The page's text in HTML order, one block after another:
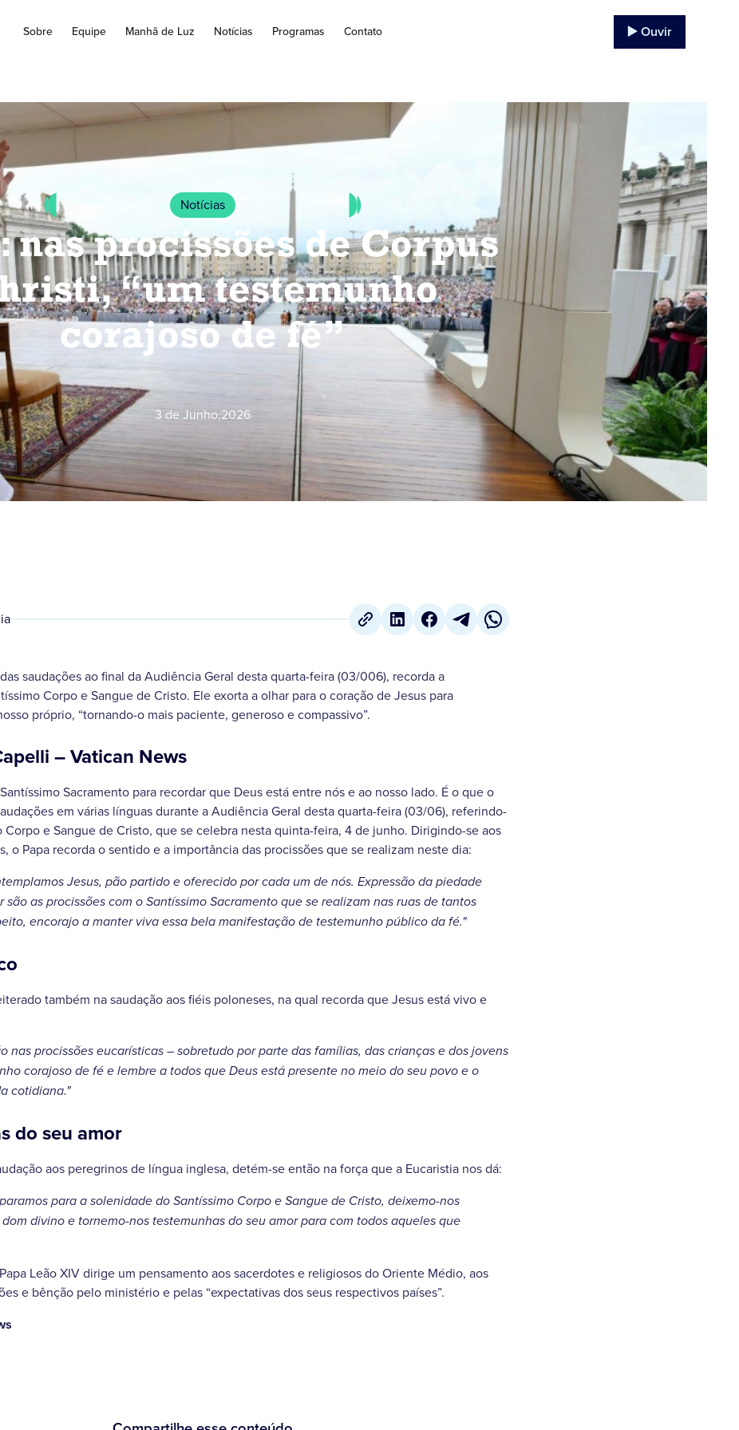
Sobre Equipe Manhã de Luz Notícias Programas Contato ▶️ Ouvir
Notícias
nas procissões de Corpus
“um testemunho
corajoso de fé”
3 de Junho,2026
saudações ao final da Audiência Geral desta quarta-feira (03/006), recorda a
Corpo e Sangue de Cristo. Ele exorta a olhar para o coração de Jesus para
próprio, “tornando-o mais paciente, generoso e compassivo”.
– Vatican News
Sacramento para recordar que Deus está entre nós e ao nosso lado. É o que o
em várias línguas durante a Audiência Geral desta quarta-feira (03/06), referindo-
Corpo e Sangue de Cristo, que se celebra nesta quinta-feira, 4 de junho. Dirigindo-se aos
o Papa recorda o sentido e a importância das procissões que se realizam neste dia:
Jesus, pão partido e oferecido por cada um de nós. Expressão da piedade
as procissões com o Santíssimo Sacramento que se realizam nas ruas de tantos
encorajo a manter viva essa bela manifestação de testemunho público da fé."
também na saudação aos fiéis poloneses, na qual recorda que Jesus está vivo e
nas procissões eucarísticas – sobretudo por parte das famílias, das crianças e dos jovens
corajoso de fé e lembre a todos que Deus está presente no meio do seu povo e o
cotidiana."
do seu amor
aos peregrinos de língua inglesa, detém-se então na força que a Eucaristia nos dá:
para a solenidade do Santíssimo Corpo e Sangue de Cristo, deixemo-nos
divino e tornemo-nos testemunhas do seu amor para com todos aqueles que
Leão XIV dirige um pensamento aos sacerdotes e religiosos do Oriente Médio, aos
e bênção pelo ministério e pelas “expectativas dos seus respectivos países”.